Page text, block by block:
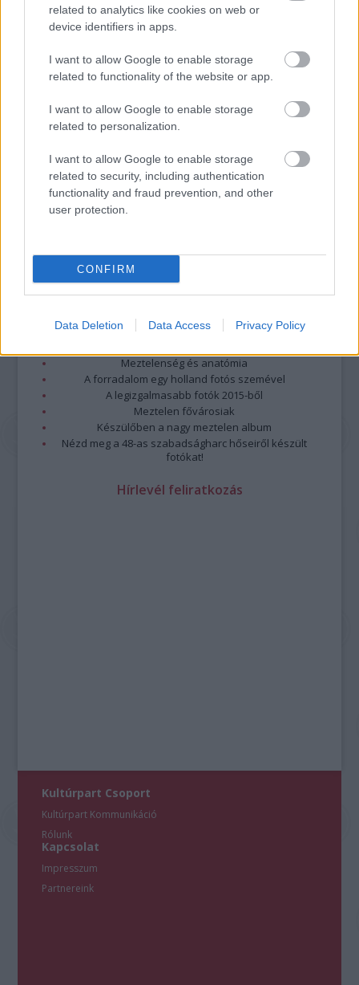
related to analytics like cookies on web or
device identifiers in apps.
I want to allow Google to enable storage
related to functionality of the website or app.
I want to allow Google to enable storage
related to personalization.
I want to allow Google to enable storage
related to security, including authentication
functionality and fraud prevention, and other
user protection.
CONFIRM
Data Deletion Data Access Privacy Policy
A bejegyzés trackback címe:
https://kulturpart.hu/api/trackback/id/18108244
Kommentek:
üzemeltetője semmilyen felelősséget
nem vállal, azokat nem ellenőrzi. Kifogás esetén forduljon a blog szerkesztőjéhez.
Legolvasottabb
Megdöbbentő fotók a néptelen fővárosról
A 10 legütősebb drogos film
Meztelenség és anatómia
A forradalom egy holland fotós szemével
A legizgalmasabb fotók 2015-ből
Meztelen fővárosiak
Készülőben a nagy meztelen album
Nézd meg a 48-as szabadságharc hőseiről készült
fotókat!
Hírlevél feliratkozás
Kultúrpart Csoport
Kultúrpart Kommunikáció
Rólunk
Kapcsolat
Impresszum
Partnereink